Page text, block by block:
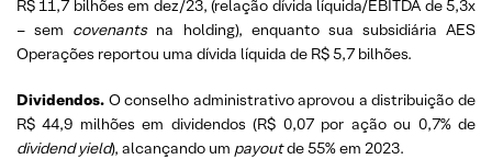
R$ 11,7 bilhões em dez/23, (relação dívida líquida/EBITDA de 5,3x
– sem covenantsna holding), enquanto sua subsidiária AES
Operações reportou uma dívida líquida de R$ 5,7 bilhões.
Dividendos. O conselho administrativo aprovou a distribuição de
R$ 44,9 milhões em dividendos (R$ 0,07 por ação ou 0,7% de
dividend yield), alcançando um payoutde 55% em 2023.